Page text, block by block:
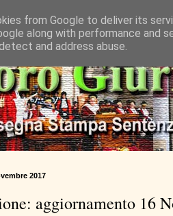
2017
aggiornamento 16
from Google to deliver its
along with performance and
and address abuse.